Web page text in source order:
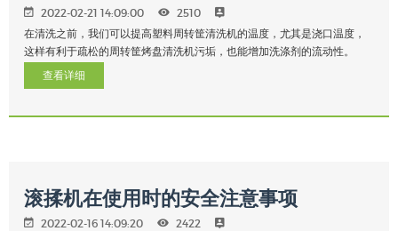
2022-02-21 14:09:00 2510
在清洗之前，我们可以提高塑料周转筐清洗机的温度，尤其是浇口温度，
这样有利于疏松的周转筐烤盘清洗机污垢，也能增加洗涤剂的流动性。
查看详细
滚揉机在使用时的安全注意事项
2022-02-16 14:09:20 2422